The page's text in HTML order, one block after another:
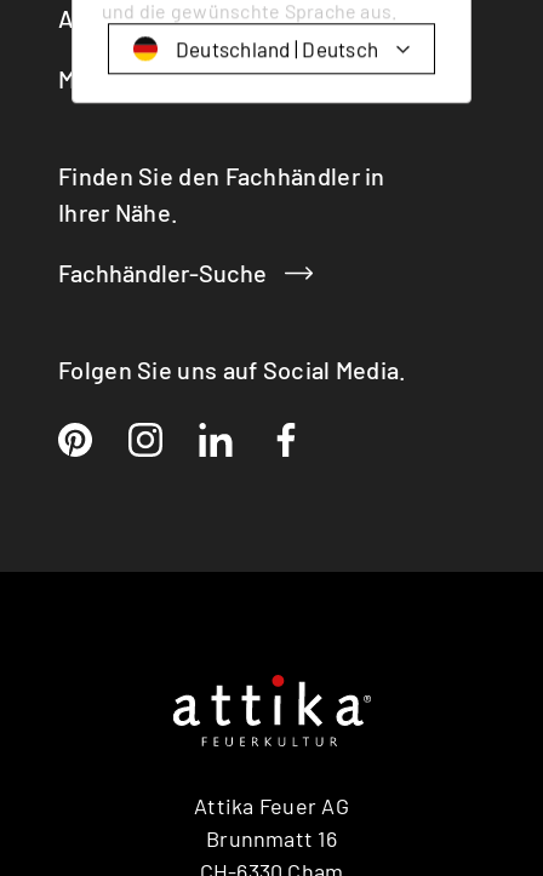
und die gewünschte Sprache aus.
Deutschland | Deutsch
Attika.
Medien
Finden Sie den Fachhändler in
Ihrer Nähe.
Fachhändler-Suche
Folgen Sie uns auf Social Media.
Attika Feuer AG
Brunnmatt 16